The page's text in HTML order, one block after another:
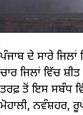
ਪੰਜਾਬ ਦੇ ਸਾਰੇ
ਚਾਰ ਜਿਲਾਂ ਵਿੱਚ
ਤਰਫ਼ ਤੋਂ ਇਸ ਸਬੰਧ
ਮੋਹਾਲੀ, ਨਵੰਸ਼ਹਰ,